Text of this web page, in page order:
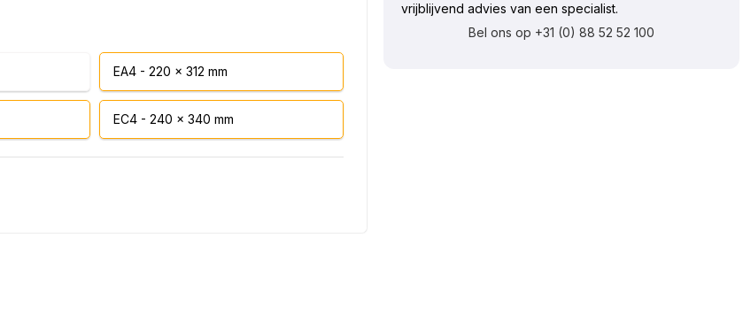
EA4 - 220 x 312 mm
EC4 - 240 x 340 mm
vrijblijvend advies van een specialist.
Bel ons op +31 (0) 88 52 52 100